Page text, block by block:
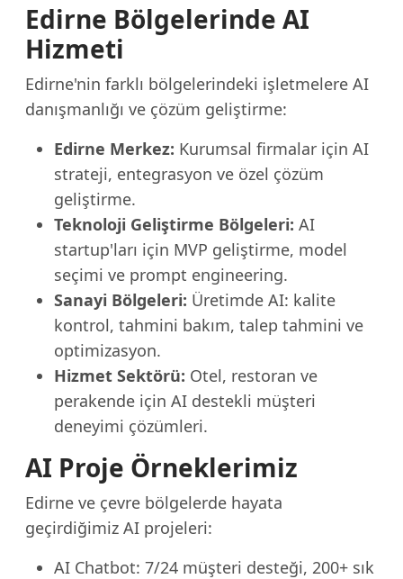
Edirne Bölgelerinde AI
Hizmeti
Edirne'nin farklı bölgelerindeki işletmelere AI
danışmanlığı ve çözüm geliştirme:
Edirne Merkez: Kurumsal firmalar için AI
strateji, entegrasyon ve özel çözüm
geliştirme.
Teknoloji Geliştirme Bölgeleri: AI
startup'ları için MVP geliştirme, model
seçimi ve prompt engineering.
Sanayi Bölgeleri: Üretimde AI: kalite
kontrol, tahmini bakım, talep tahmini ve
optimizasyon.
Hizmet Sektörü: Otel, restoran ve
perakende için AI destekli müşteri
deneyimi çözümleri.
AI Proje Örneklerimiz
Edirne ve çevre bölgelerde hayata
geçirdiğimiz AI projeleri:
AI Chatbot: 7/24 müşteri desteği, 200+ sık